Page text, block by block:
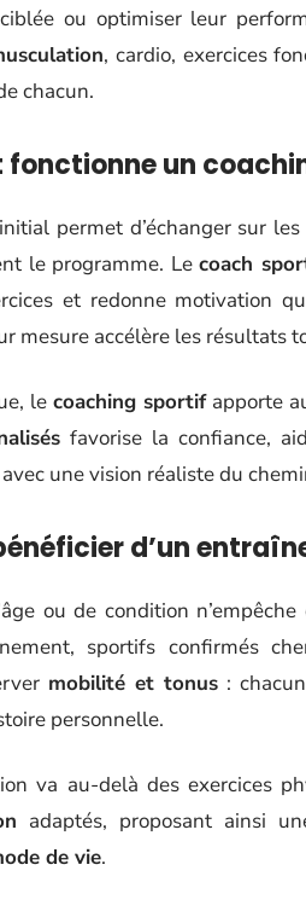
ciblée ou optimiser leur
, cardio, exercices
chacun.
fonctionne un
permet d’échanger sur
le programme. Lecoach
et redonne motivation
mesure accélère les résultats
le coaching sportifapporte
favorise la confiance,
une vision réaliste du
d’un
ou de condition
sportifs confirmés
mobilité et tonus :
personnelle.
va au-delà des exercices
adaptés, proposant ainsi
de vie.